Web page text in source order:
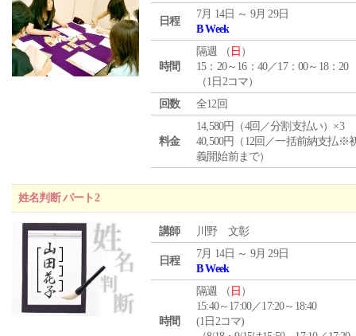
日程
7月 14日 ～ 9月 29日
B Week
時間
隔週 （ 日 ）
15：20～16：40／17：00～18：20
（1日2コマ）
回数
全12回
料金
14,580円（4回／分割支払い）×3
40,500円（12回／一括前納支払※
義開始前まで）
姓名判断 パート2
講師 川野 文彰
日程
7月 14日 ～ 9月 29日
B Week
時間
隔週 （ 日 ）
15:40～17:00／17:20～18:40
(1日2コマ)